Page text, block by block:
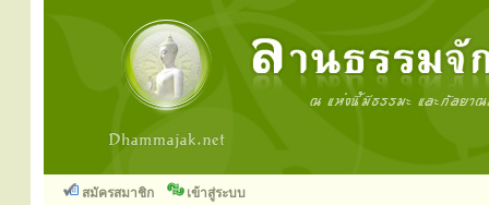
สมัครสมาชิก เข้าสู่ระบบ